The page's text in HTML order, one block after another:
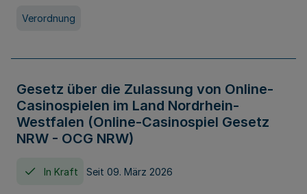
Verordnung
Gesetz über die Zulassung von Online-
Casinospielen im Land Nordrhein-
Westfalen (Online-Casinospiel Gesetz
NRW - OCG NRW)
In Kraft Seit 09. März 2026